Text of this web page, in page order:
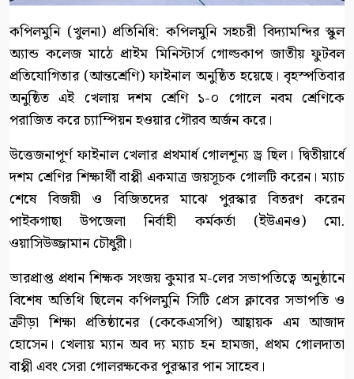
কপিলমুনি (খুলনা) প্রতিনিধি: কপিলমুনি সহচরী বিদ্যামন্দির স্কুল
অ্যান্ড কলেজ মাঠে প্রাইম মিনিস্টার্স গোল্ডকাপ জাতীয় ফুটবল
প্রতিযোগিতার (আন্তশ্রেণি) ফাইনাল অনুষ্ঠিত হয়েছে। বৃহস্পতিবার
অনুষ্ঠিত এই খেলায় দশম শ্রেণি ১-০ গোলে নবম শ্রেণিকে
পরাজিত করে চ্যাম্পিয়ন হওয়ার গৌরব অর্জন করে।
উত্তেজনাপূর্ণ ফাইনাল খেলার প্রথমার্ধ গোলশূন্য ড্র ছিল। দ্বিতীয়ার্ধে
দশম শ্রেণির শিক্ষার্থী বাপ্পী একমাত্র জয়সূচক গোলটি করেন। ম্যাচ
শেষে বিজয়ী ও বিজিতদের মাঝে পুরস্কার বিতরণ করেন
পাইকগাছা উপজেলা নির্বাহী কর্মকর্তা (ইউএনও) মো.
ওয়াসিউজ্জামান চৌধুরী।
ভারপ্রাপ্ত প্রধান শিক্ষক সংজয় কুমার ম-লের সভাপতিত্বে অনুষ্ঠানে
বিশেষ অতিথি ছিলেন কপিলমুনি সিটি প্রেস ক্লাবের সভাপতি ও
ক্রীড়া শিক্ষা প্রতিষ্ঠানের (কেকেএসপি) আহ্বায়ক এম আজাদ
হোসেন। খেলায় ম্যান অব দ্য ম্যাচ হন হামজা, প্রথম গোলদাতা
বাপ্পী এবং সেরা গোলরক্ষকের পুরস্কার পান সাহেব।